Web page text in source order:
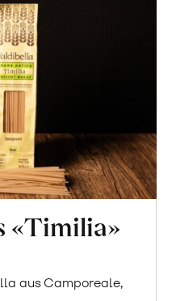
«Timilia»
aus Camporeale,